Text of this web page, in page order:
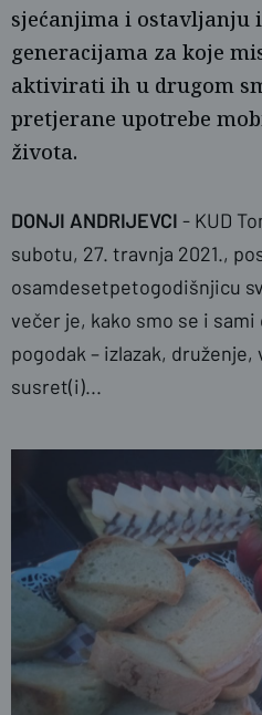
sjećanjima i ostavljanju
generacijama za koje
aktivirati ih u drugom
pretjerane upotrebe
života.
DONJI ANDRIJEVCI - KUD
subotu, 27. travnja 2021.,
osamdesetpetogodišnjicu
večer je, kako smo se i
pogodak – izlazak, druženje,
susret(i)...